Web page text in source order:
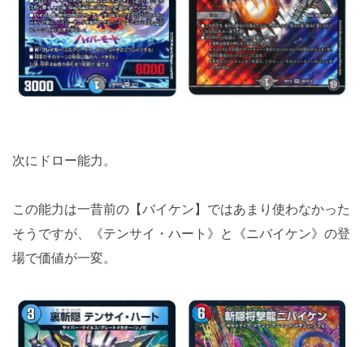
次にドロー能力。
この能力は一昔前の【バイケン】ではあまり使わなかった
そうですが、《テンサイ・ハート》と《ニバイケン》の登
場で価値が一変。